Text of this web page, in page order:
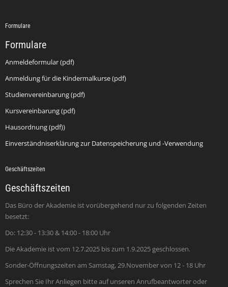
Formulare
Formulare
Anmeldeformular (pdf)
Anmeldung für die Kindermalkurse (pdf)
Studienvereinbarung (pdf)
Kursvereinbarung (pdf)
Hausordnung (pdf))
Einverständniserklärung zur Datenspeicherung und -Verwendung
Geschäftszeiten
Geschäftszeiten
Das Büro der Akademie ist vorübergehend nur zu folgenden Zeiten
besetzt:
Do: 12:30 - 13:30 & 14:00 - 18:00 Uhr
Die Akademie ist vom 12.7.2025 bis zum 1.9.2025 geschlossen.
Sonder-Öffnungszeiten am Samstag, 29.November von 12 - 18 Uhr
Sprechen Sie Ihr Anliegen bitte auf unseren Anrufbeantworter oder